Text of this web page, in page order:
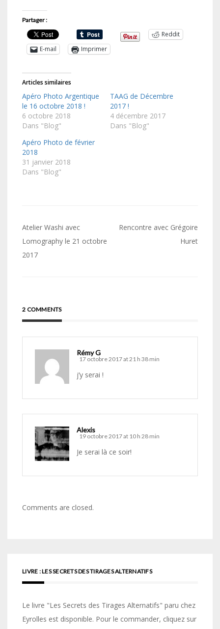
Partager :
Reddit
E-mail
Imprimer
Articles similaires
Apéro Photo Argentique
le 16 octobre 2018 !
6 octobre 2018
Dans "Blog"
TAAG de Décembre
2017 !
4 décembre 2017
Dans "Blog"
Apéro Photo de février
2018
31 janvier 2018
Dans "Blog"
Navigation
de
l’article
Atelier Washi avec
Lomography le 21 octobre
2017
Rencontre avec Grégoire
Huret
2 COMMENTS
Rémy G
17 octobre 2017 at 21 h 38 min
j’y serai !
Alexis
19 octobre 2017 at 10 h 28 min
Je serai là ce soir!
Comments are closed.
LIVRE : LES SECRETS DES TIRAGES ALTERNATIFS
Le livre "Les Secrets des Tirages Alternatifs" paru chez
Eyrolles est disponible. Pour le commander, cliquez sur